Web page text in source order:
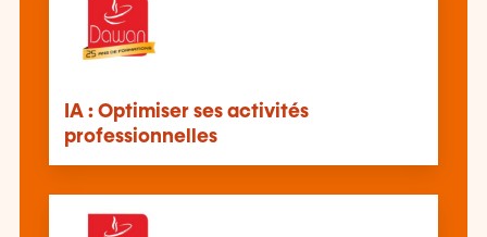
IA : Optimiser ses activités
professionnelles